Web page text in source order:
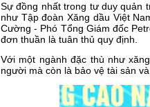
Sự đồng nhất trong tư duy quản
như Tập đoàn Xăng dầu Việt
Cường - Phó Tổng Giám đốc
đơn thuần là tuân thủ quy định.
Với một ngành đặc thù như
người mà còn là bảo vệ tài sản